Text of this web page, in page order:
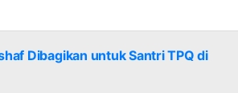
Dibagikan untuk Santri TPQ di